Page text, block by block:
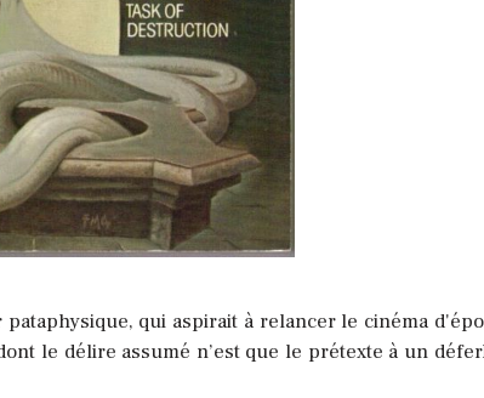
qui aspirait à relancer le cinéma
le délire assumé n’est que le prétexte à un